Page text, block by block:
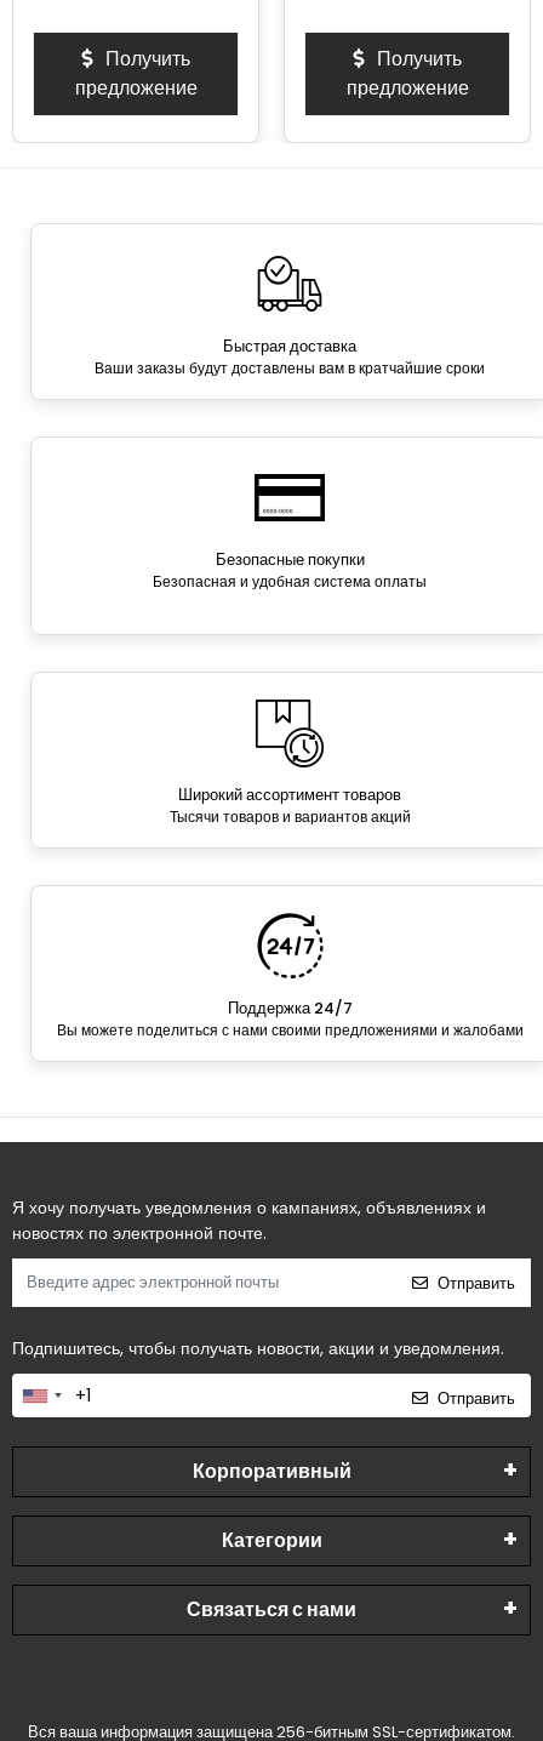
Получить
предложение
Получить
предложение
Быстрая доставка
Ваши заказы будут доставлены вам в кратчайшие сроки
Безопасные покупки
Безопасная и удобная система оплаты
Широкий ассортимент товаров
Тысячи товаров и вариантов акций
Поддержка 24/7
Вы можете поделиться с нами своими предложениями и жалобами
Я хочу получать уведомления о кампаниях, объявлениях и
новостях по электронной почте.
Отправить
Подпишитесь, чтобы получать новости, акции и уведомления.
Отправить
Корпоративный
Категории
Связаться с нами
Вся ваша информация защищена 256-битным SSL-сертификатом.